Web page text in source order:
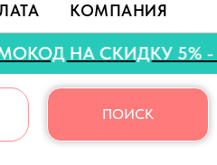
КОМПАНИЯ
🍉 ПРОМОКОД НА
ПОИСК